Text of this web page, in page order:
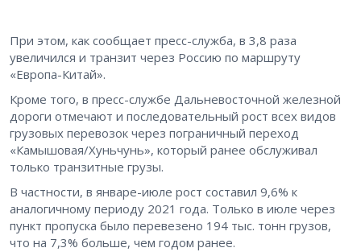
При этом, как сообщает пресс-служба, в 3,8 раза
увеличился и транзит через Россию по маршруту
«Европа-Китай».
Кроме того, в пресс-службе Дальневосточной железной
дороги отмечают и последовательный рост всех видов
грузовых перевозок через пограничный переход
«Камышовая/Хуньчунь», который ранее обслуживал
только транзитные грузы.
В частности, в январе-июле рост составил 9,6% к
аналогичному периоду 2021 года. Только в июле через
пункт пропуска было перевезено 194 тыс. тонн грузов,
что на 7,3% больше, чем годом ранее.